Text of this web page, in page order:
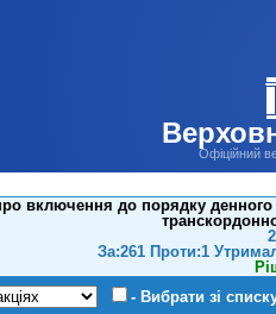
Офіційний
включення до порядку денного
За:261 Проти:1
- Вибрати зі